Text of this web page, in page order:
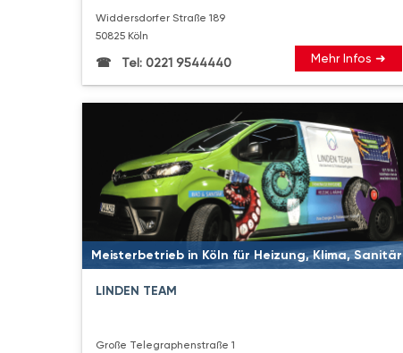
Widdersdorfer Straße 189
50825 Köln
Tel: 0221 9544440 Mehr Infos ➜
Meisterbetrieb in Köln für Heizung, Klima, Sanitär
LINDEN TEAM
Große Telegraphenstraße 1